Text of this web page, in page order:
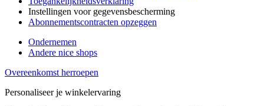
Instellingen voor gegevensbescherming
Abonnementscontracten opzeggen
Ondernemen
Andere nice shops
Overeenkomst herroepen
Personaliseer je winkelervaring